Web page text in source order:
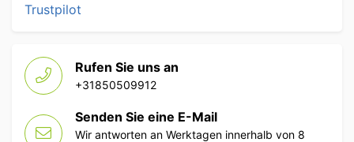
Trustpilot
Rufen Sie uns an
+31850509912
Senden Sie eine E-Mail
Wir antworten an Werktagen innerhalb von 8